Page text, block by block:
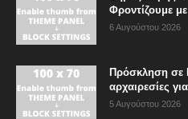
Φροντίζουμε
6 Αυγούστου 2026
Πρόσκληση σε
αρχαιρεσίες
5 Αυγούστου 2026